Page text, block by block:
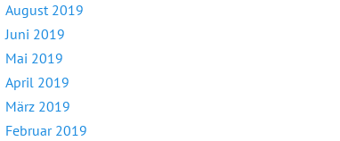
August 2019
Juni 2019
Mai 2019
April 2019
März 2019
Februar 2019